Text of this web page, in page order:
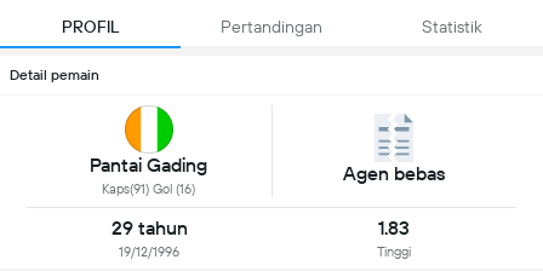
PROFIL Pertandingan Statistik
Detail pemain
Pantai Gading
Kaps(91) Gol (16)
Agen bebas
29 tahun
19/12/1996
1.83
Tinggi